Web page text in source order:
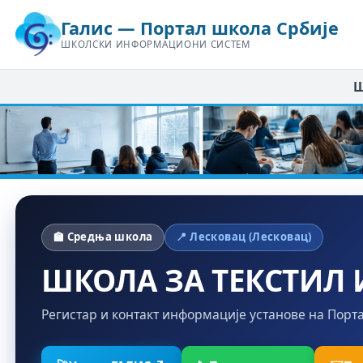
Галис — Портал школа Србије
ШКОЛСКИ ИНФОРМАЦИОНИ СИСТЕМ
🏫 Средња школа 📍 Лесковац (Лесковац)
ШКОЛА ЗА ТЕКСТИЛ
Регистар и контакт информације установе на